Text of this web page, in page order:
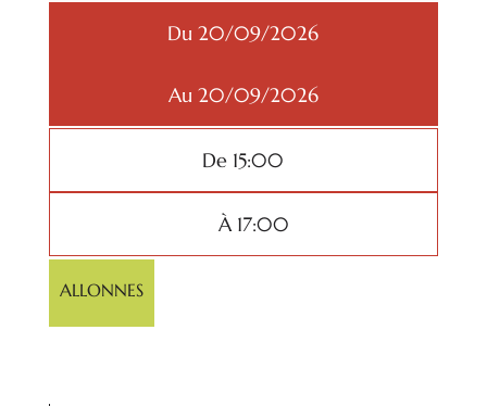
Du 20/09/2026
Au 20/09/2026
De 15:00
À 17:00
ALLONNES